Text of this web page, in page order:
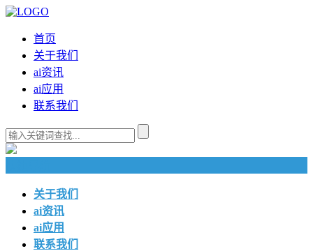
首页
关于我们
ai资讯
ai应用
联系我们
关于我们
ai资讯
ai应用
联系我们